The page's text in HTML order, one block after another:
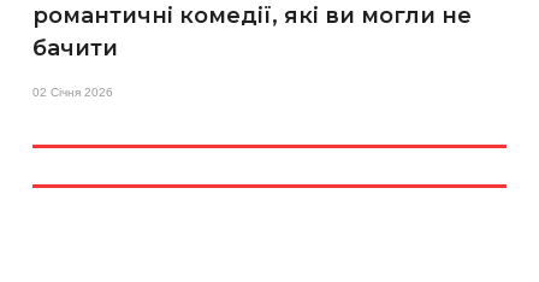
романтичні комедії, які ви могли не
бачити
02 Січня 2026